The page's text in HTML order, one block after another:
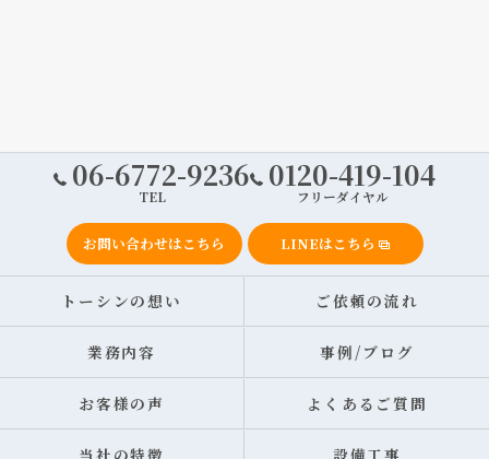
06-6772-9236
TEL
0120-419-104
フリーダイヤル
お問い合わせはこちら LINEはこちら
トーシンの想い ご依頼の流れ
業務内容 事例/ブログ
お客様の声 よくあるご質問
当社の特徴 設備工事